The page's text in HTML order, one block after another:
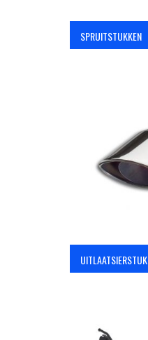
SPRUITSTUKKEN
UITLAATSIERSTUK